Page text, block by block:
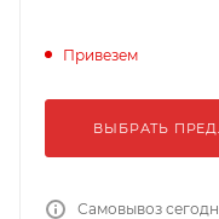
Привезем
ВЫБРАТЬ
Самовывоз